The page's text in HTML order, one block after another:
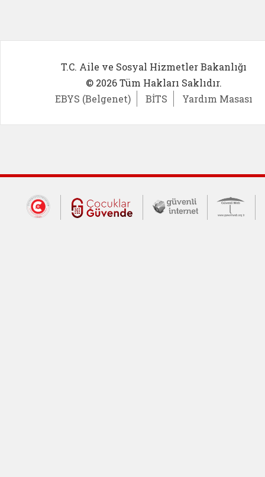
T.C. Aile ve Sosyal Hizmetler Bakanlığı
© 2026 Tüm Hakları Saklıdır.
EBYS (Belgenet)
BİTS Yardım Masası
Dış Bağlantılar
Cumhurbaşkanlığı İletişim Merkezi
Çocuklar Güvende (yeni
Güvenli